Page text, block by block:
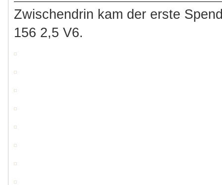
Zwischendrin kam der erste
156 2,5 V6.